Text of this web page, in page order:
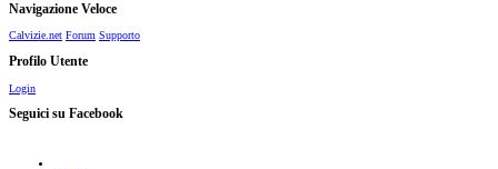
Navigazione Veloce
Calvizie.net Forum Supporto
Profilo Utente
Login
Seguici su Facebook